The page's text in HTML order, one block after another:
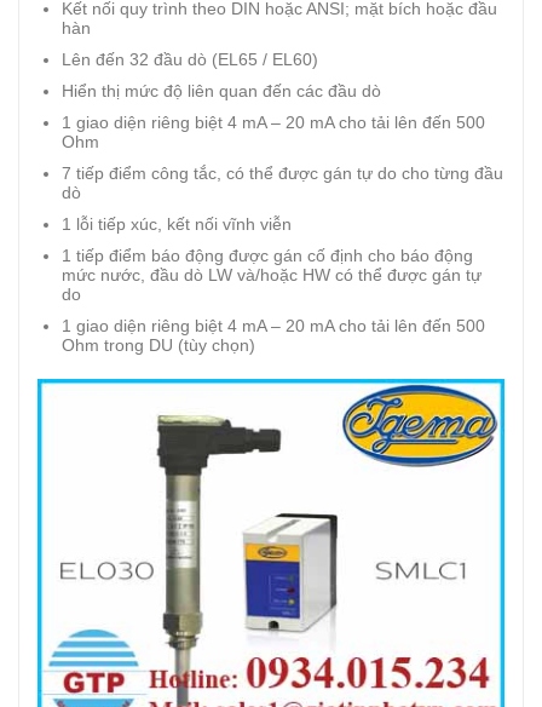
Kết nối quy trình theo DIN hoặc ANSI; mặt bích hoặc đầu
hàn
Lên đến 32 đầu dò (EL65 / EL60)
Hiển thị mức độ liên quan đến các đầu dò
1 giao diện riêng biệt 4 mA – 20 mA cho tải lên đến 500
Ohm
7 tiếp điểm công tắc, có thể được gán tự do cho từng đầu
dò
1 lỗi tiếp xúc, kết nối vĩnh viễn
1 tiếp điểm báo động được gán cố định cho báo động
mức nước, đầu dò LW và/hoặc HW có thể được gán tự
do
1 giao diện riêng biệt 4 mA – 20 mA cho tải lên đến 500
Ohm trong DU (tùy chọn)